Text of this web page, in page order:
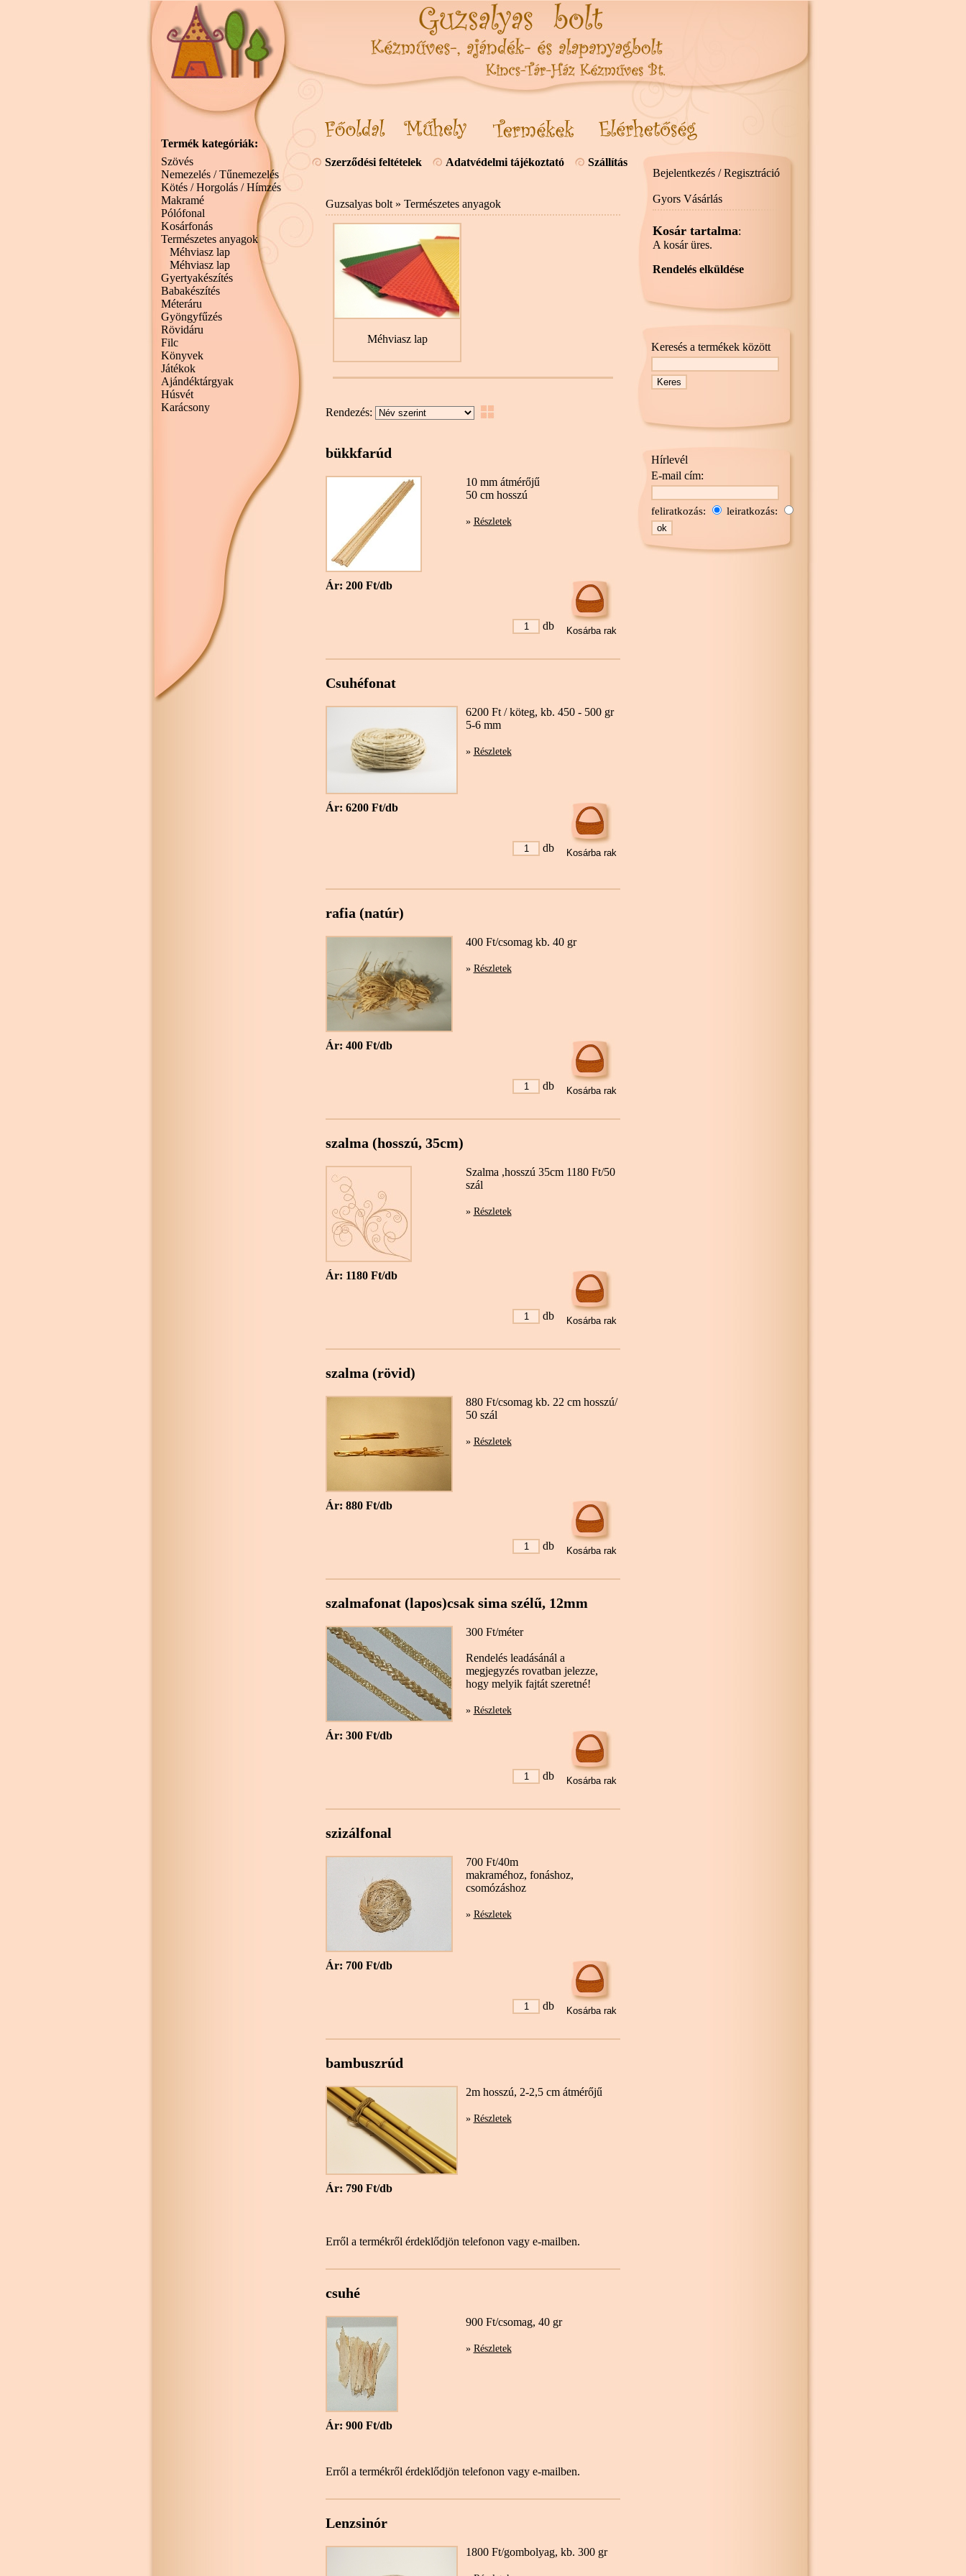
Szerződési feltételek Adatvédelmi tájékoztató Szállítás
Guzsalyas bolt » Természetes anyagok
Méhviasz lap
Rendezés:
bükkfarúd
10 mm átmérőjű
50 cm hosszú
» Részletek
Ár: 200 Ft/db
db
Csuhéfonat
6200 Ft / köteg, kb. 450 - 500 gr
5-6 mm
» Részletek
Ár: 6200 Ft/db
db
rafia (natúr)
400 Ft/csomag kb. 40 gr
» Részletek
Ár: 400 Ft/db
db
szalma (hosszú, 35cm)
Szalma ,hosszú 35cm 1180 Ft/50
szál
» Részletek
Ár: 1180 Ft/db
db
szalma (rövid)
880 Ft/csomag kb. 22 cm hosszú/
50 szál
» Részletek
Ár: 880 Ft/db
db
szalmafonat (lapos)csak sima szélű, 12mm
300 Ft/méter
Rendelés leadásánál a
megjegyzés rovatban jelezze,
hogy melyik fajtát szeretné!
» Részletek
Ár: 300 Ft/db
db
szizálfonal
700 Ft/40m
makraméhoz, fonáshoz,
csomózáshoz
» Részletek
Ár: 700 Ft/db
db
bambuszrúd
2m hosszú, 2-2,5 cm átmérőjű
» Részletek
Ár: 790 Ft/db
Erről a termékről érdeklődjön telefonon vagy e-mailben.
csuhé
900 Ft/csomag, 40 gr
» Részletek
Ár: 900 Ft/db
Erről a termékről érdeklődjön telefonon vagy e-mailben.
Lenzsinór
1800 Ft/gombolyag, kb. 300 gr
Bejelentkezés / Regisztráció
Gyors Vásárlás
Kosár tartalma:
A kosár üres.
Rendelés elküldése
Keresés a termékek között
Hírlevél
E-mail cím:
feliratkozás: leiratkozás:
Termék kategóriák:
Szövés
Nemezelés / Tűnemezelés
Kötés / Horgolás / Hímzés
Makramé
Pólófonal
Kosárfonás
Természetes anyagok
Méhviasz lap
Méhviasz lap
Gyertyakészítés
Babakészítés
Méteráru
Gyöngyfűzés
Rövidáru
Filc
Könyvek
Játékok
Ajándéktárgyak
Húsvét
Karácsony